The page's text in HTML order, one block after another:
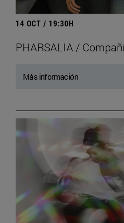
14 OCT / 19:30H
PHARSALIA /
Más información